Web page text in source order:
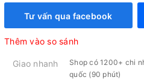
Tư vấn qua facebook
Thêm vào so sánh
Giao nhanh
Shop có 1200+ chi
quốc (90 phút)